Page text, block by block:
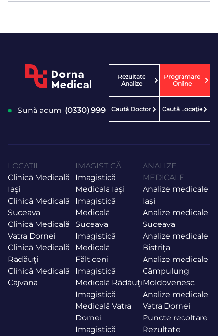
Sună acum (0330) 999
Rezultate
Analize
Programare
Online
Caută Doctor Caută Locaţie
LOCAȚII
Clinică Medicală
Iaşi
Clinică Medicală
Suceava
Clinică Medicală
Vatra Dornei
Clinică Medicală
Rădăuţi
Clinică Medicală
Cajvana
IMAGISTICĂ
Imagistică
Medicală Iaşi
Imagistică
Medicală
Suceava
Imagistică
Medicală
Fălticeni
Imagistică
Medicală Rădăuţi
Imagistică
Medicală Vatra
Dornei
Imagistică
ANALIZE
MEDICALE
Analize medicale
Iași
Analize medicale
Suceava
Analize medicale
Bistrița
Analize medicale
Câmpulung
Moldovenesc
Analize medicale
Vatra Dornei
Puncte recoltare
Rezultate